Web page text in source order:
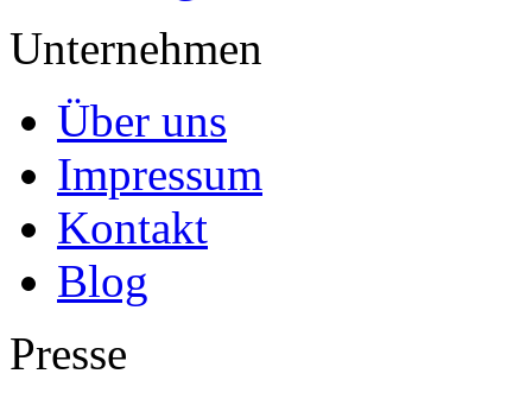
Unternehmen
Über uns
Impressum
Kontakt
Blog
Presse